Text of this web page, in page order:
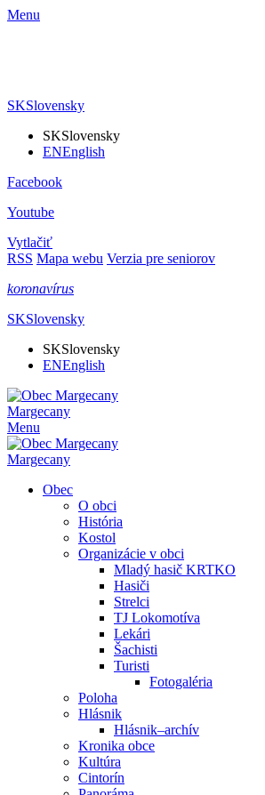
Menu
SKSlovensky
SKSlovensky
ENEnglish
Facebook
Youtube
Vytlačiť
RSS Mapa webu Verzia pre seniorov
koronavírus
SKSlovensky
SKSlovensky
ENEnglish
Margecany
Menu
Margecany
Obec
O obci
História
Kostol
Organizácie v obci
Mladý hasič KRTKO
Hasiči
Strelci
TJ Lokomotíva
Lekári
Šachisti
Turisti
Fotogaléria
Poloha
Hlásnik
Hlásnik–archív
Kronika obce
Kultúra
Cintorín